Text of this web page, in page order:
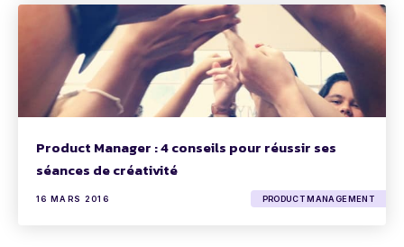
Product Manager : 4 conseils pour réussir ses
séances de créativité
16 MARS 2016 PRODUCT MANAGEMENT